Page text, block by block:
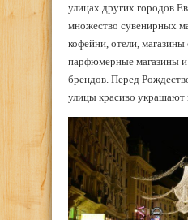
улицах других городов
множество сувенирных
кофейни, отели, магазины
парфюмерные магазины
брендов. Перед
улицы красиво украшают